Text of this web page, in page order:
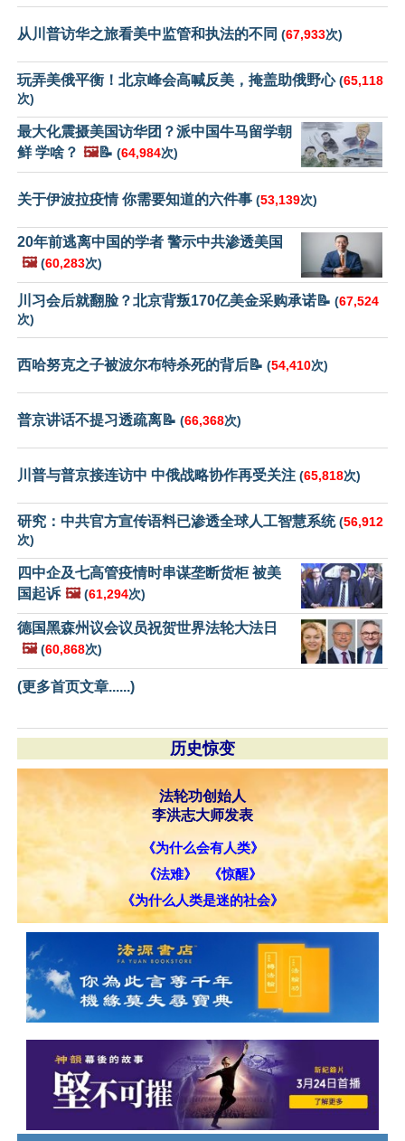
从川普访华之旅看美中监管和执法的不同 (67,933次)
玩弄美俄平衡！北京峰会高喊反美，掩盖助俄野心(65,118
次)
最大化震摄美国访华团？派中国牛马留学朝
鲜 学啥？ 🖼️📝 (64,984次)
关于伊波拉疫情 你需要知道的六件事 (53,139次)
20年前逃离中国的学者 警示中共渗透美国
🖼️ (60,283次)
川习会后就翻脸？北京背叛170亿美金采购承诺📝 (67,524
次)
西哈努克之子被波尔布特杀死的背后📝 (54,410次)
普京讲话不提习透疏离📝 (66,368次)
川普与普京接连访中 中俄战略协作再受关注 (65,818次)
研究：中共官方宣传语料已渗透全球人工智慧系统(56,912
次)
四中企及七高管疫情时串谋垄断货柜 被美
国起诉 🖼️ (61,294次)
德国黑森州议会议员祝贺世界法轮大法日
🖼️ (60,868次)
(更多首页文章......)
历史惊变
法轮功创始人
李洪志大师发表
《为什么会有人类》
《法难》
《惊醒》
《为什么人类是迷的社会》